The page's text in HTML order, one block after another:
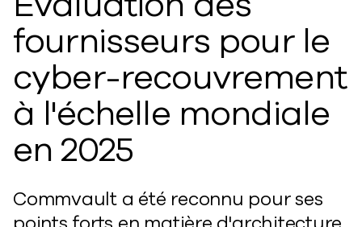
fournisseurs pour le
cyber-recouvrement
à l'échelle mondiale
en 2025
Commvault a été reconnu pour ses